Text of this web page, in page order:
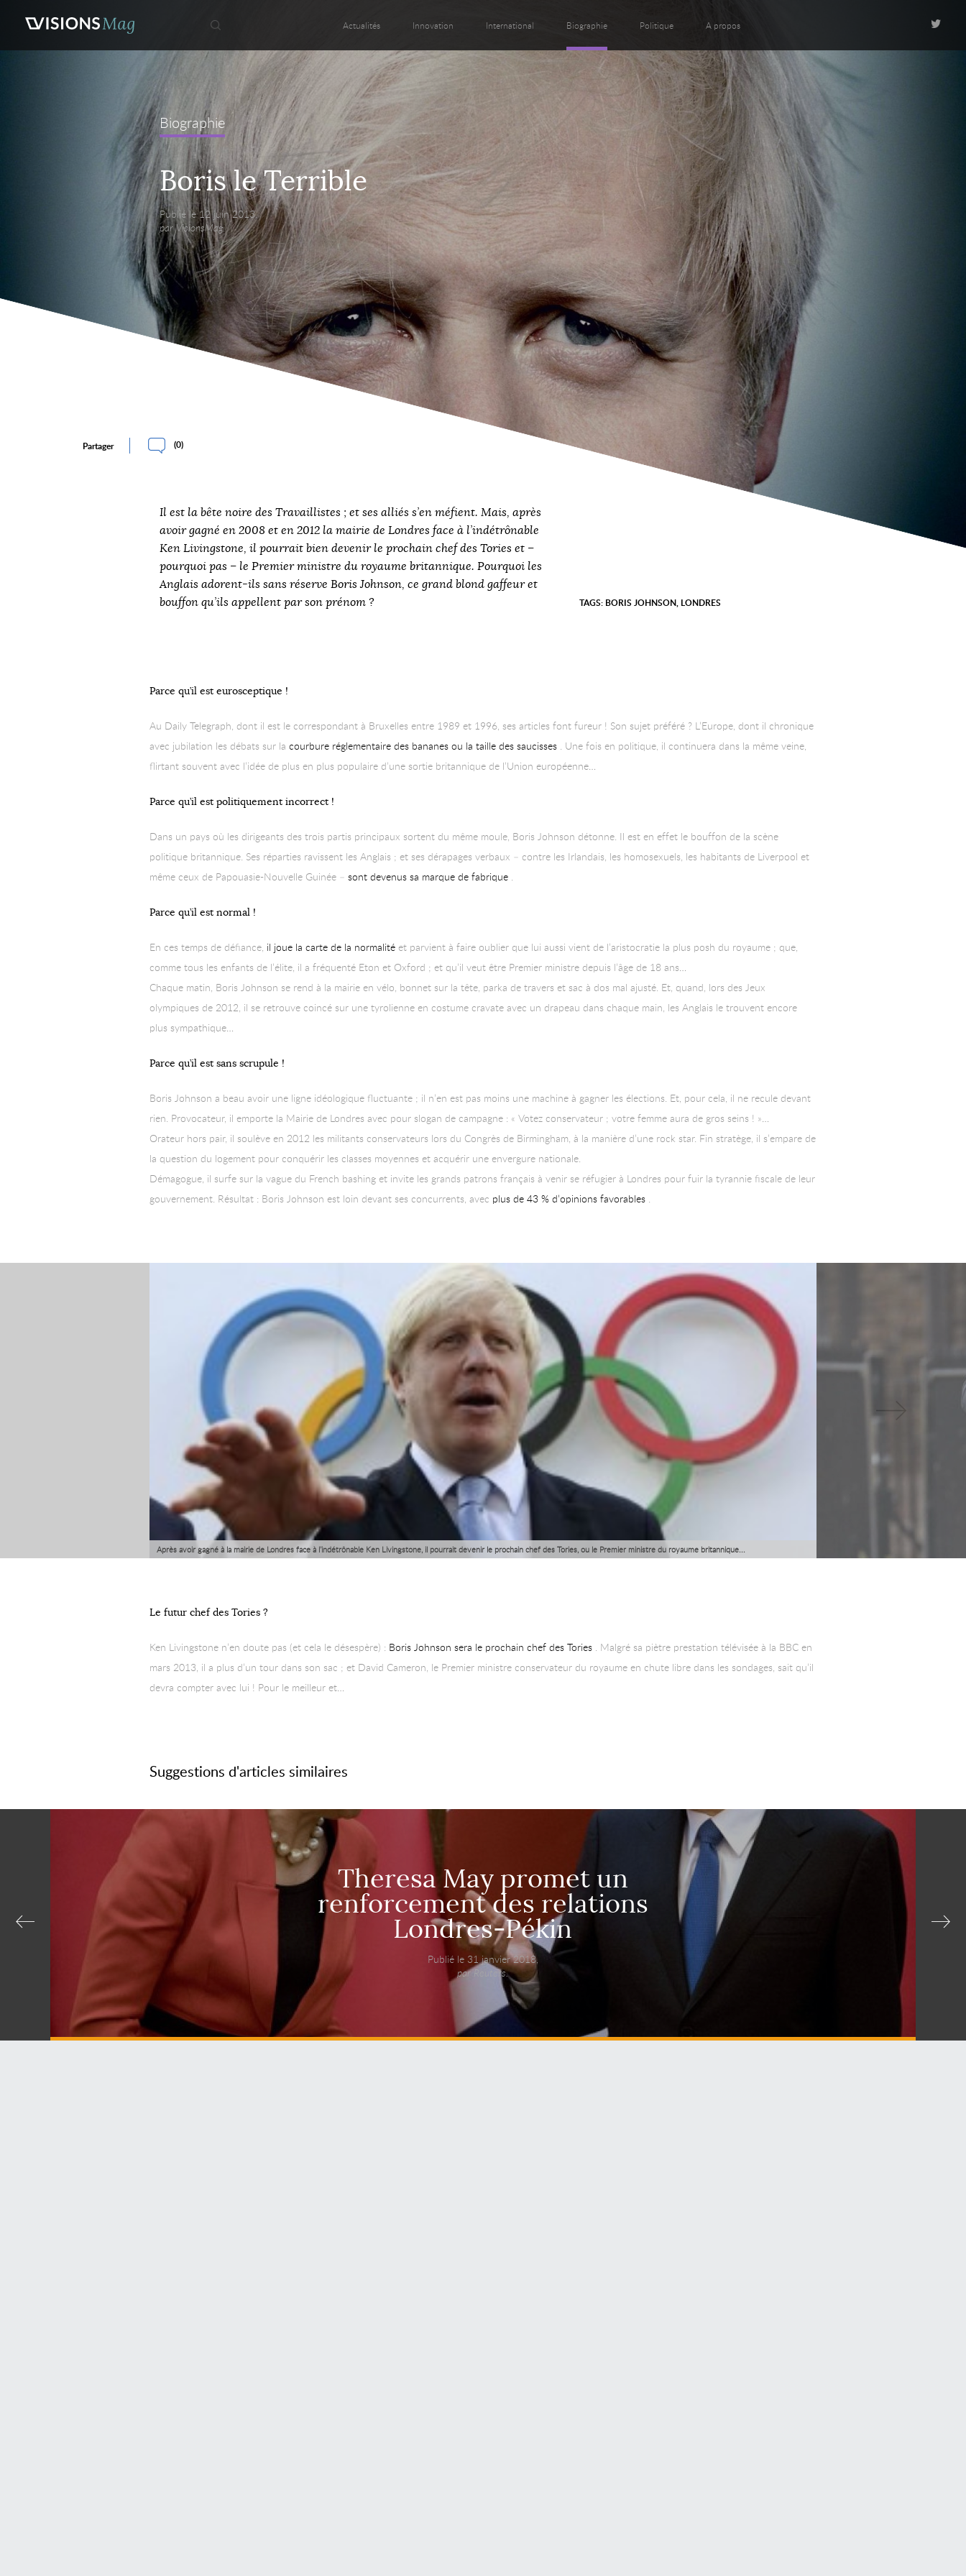
Actualités Innovation International Biographie Politique A propos
Biographie
Boris le Terrible
Publié le 12 juin 2013,
par VisionsMag.
Partager (0)
Il est la bête noire des Travaillistes ; et ses alliés s’en méfient. Mais, après
avoir gagné en 2008 et en 2012 la mairie de Londres face à l’indétrônable
Ken Livingstone, il pourrait bien devenir le prochain chef des Tories et –
pourquoi pas – le Premier ministre du royaume britannique. Pourquoi les
Anglais adorent-ils sans réserve Boris Johnson, ce grand blond gaffeur et
bouffon qu’ils appellent par son prénom ?
TAGS: BORIS JOHNSON, LONDRES
Parce qu’il est eurosceptique !
Au Daily Telegraph, dont il est le correspondant à Bruxelles entre 1989 et 1996, ses articles font fureur ! Son sujet préféré ? L’Europe, dont il chronique
avec jubilation les débats sur lacourbure réglementaire des bananes ou la taille des saucisses . Une fois en politique, il continuera dans la même veine,
flirtant souvent avec l’idée de plus en plus populaire d’une sortie britannique de l’Union européenne…
Parce qu’il est politiquement incorrect !
Dans un pays où les dirigeants des trois partis principaux sortent du même moule, Boris Johnson détonne. Il est en effet le bouffon de la scène
politique britannique. Ses réparties ravissent les Anglais ; et ses dérapages verbaux – contre les Irlandais, les homosexuels, les habitants de Liverpool et
même ceux de Papouasie-Nouvelle Guinée –sont devenus sa marque de fabrique .
Parce qu’il est normal !
En ces temps de défiance, il joue la carte de la normalité et parvient à faire oublier que lui aussi vient de l’aristocratie la plus posh du royaume ; que,
comme tous les enfants de l’élite, il a fréquenté Eton et Oxford ; et qu’il veut être Premier ministre depuis l’âge de 18 ans…
Chaque matin, Boris Johnson se rend à la mairie en vélo, bonnet sur la tête, parka de travers et sac à dos mal ajusté. Et, quand, lors des Jeux
olympiques de 2012, il se retrouve coincé sur une tyrolienne en costume cravate avec un drapeau dans chaque main, les Anglais le trouvent encore
plus sympathique…
Parce qu’il est sans scrupule !
Boris Johnson a beau avoir une ligne idéologique fluctuante ; il n’en est pas moins une machine à gagner les élections. Et, pour cela, il ne recule devant
rien. Provocateur, il emporte la Mairie de Londres avec pour slogan de campagne : « Votez conservateur ; votre femme aura de gros seins ! »…
Orateur hors pair, il soulève en 2012 les militants conservateurs lors du Congrès de Birmingham, à la manière d’une rock star. Fin stratège, il s’empare de
la question du logement pour conquérir les classes moyennes et acquérir une envergure nationale.
Démagogue, il surfe sur la vague du French bashing et invite les grands patrons français à venir se réfugier à Londres pour fuir la tyrannie fiscale de leur
gouvernement. Résultat : Boris Johnson est loin devant ses concurrents, avec plus de 43 % d’opinions favorables .
Après avoir gagné à la mairie de Londres face à l’indétrônable Ken Livingstone, il pourrait devenir le prochain chef des Tories, ou le Premier ministre du royaume britannique...
Le futur chef des Tories ?
Ken Livingstone n’en doute pas (et cela le désespère) : Boris Johnson sera le prochain chef des Tories . Malgré sa piètre prestation télévisée à la BBC en
mars 2013, il a plus d’un tour dans son sac ; et David Cameron, le Premier ministre conservateur du royaume en chute libre dans les sondages, sait qu’il
devra compter avec lui ! Pour le meilleur et…
Suggestions d'articles similaires
Theresa May promet un
renforcement des relations
Londres-Pékin
Publié le 31 janvier 2018,
par Reuters.